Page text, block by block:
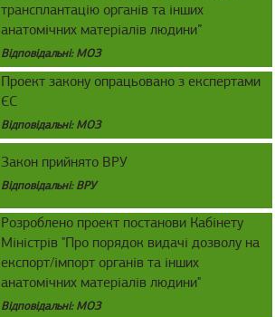
трансплантацію органів та інших
анатомічних матеріалів людини”
Відповідальні: МОЗ
Проект закону опрацьовано з експертами
ЄС
Відповідальні: МОЗ
Закон прийнято ВРУ
Відповідальні: ВРУ
Розроблено проект постанови Кабінету
Міністрів "Про порядок видачі дозволу на
експорт/імпорт органів та інших
анатомічних матеріалів людини"
Відповідальні: МОЗ